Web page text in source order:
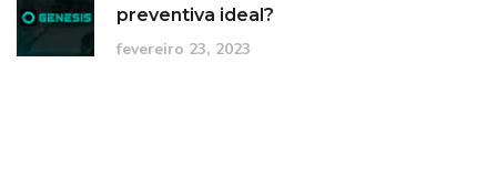
preventiva ideal?
fevereiro 23, 2023